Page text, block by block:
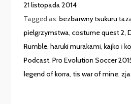
21 listopada 2014
Tagged as:bezbarwny tsukuru
pielgrzymstwa,costume quest 2,
Rumble,haruki murakami,kajko i
Podcast,Pro Evolution Soccer
legend of korra,tis war of mine,